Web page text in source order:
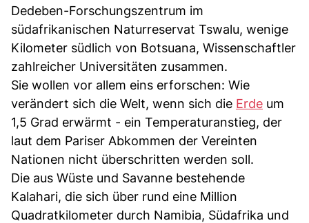
Dedeben-Forschungszentrum im
südafrikanischen Naturreservat Tswalu, wenige
Kilometer südlich von Botsuana, Wissenschaftler
zahlreicher Universitäten zusammen.
Sie wollen vor allem eins erforschen: Wie
verändert sich die Welt, wenn sich die Erde um
1,5 Grad erwärmt - ein Temperaturanstieg, der
laut dem Pariser Abkommen der Vereinten
Nationen nicht überschritten werden soll.
Die aus Wüste und Savanne bestehende
Kalahari, die sich über rund eine Million
Quadratkilometer durch Namibia, Südafrika und